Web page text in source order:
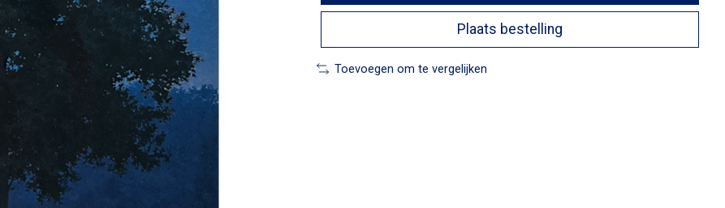
Plaats bestelling
Toevoegen om te vergelijken